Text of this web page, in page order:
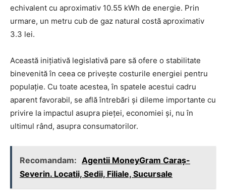
echivalent cu aproximativ 10.55 kWh de energie. Prin
urmare, un metru cub de gaz natural costă aproximativ
3.3 lei.
Această inițiativă legislativă pare să ofere o stabilitate
binevenită în ceea ce privește costurile energiei pentru
populație. Cu toate acestea, în spatele acestui cadru
aparent favorabil, se află întrebări și dileme importante cu
privire la impactul asupra pieței, economiei și, nu în
ultimul rând, asupra consumatorilor.
Recomandam: Agentii MoneyGram Caraș-
Severin. Locatii, Sedii, Filiale, Sucursale